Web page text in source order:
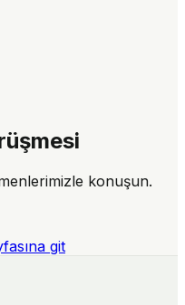
konuşun.
git